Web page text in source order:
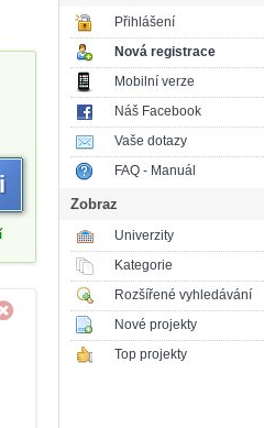
Přihlášení
Nová registrace
Mobilní verze
Náš Facebook
Vaše dotazy
FAQ - Manuál
Zobraz
Univerzity
Kategorie
Rozšířené vyhledávání
Nové projekty
Top projekty